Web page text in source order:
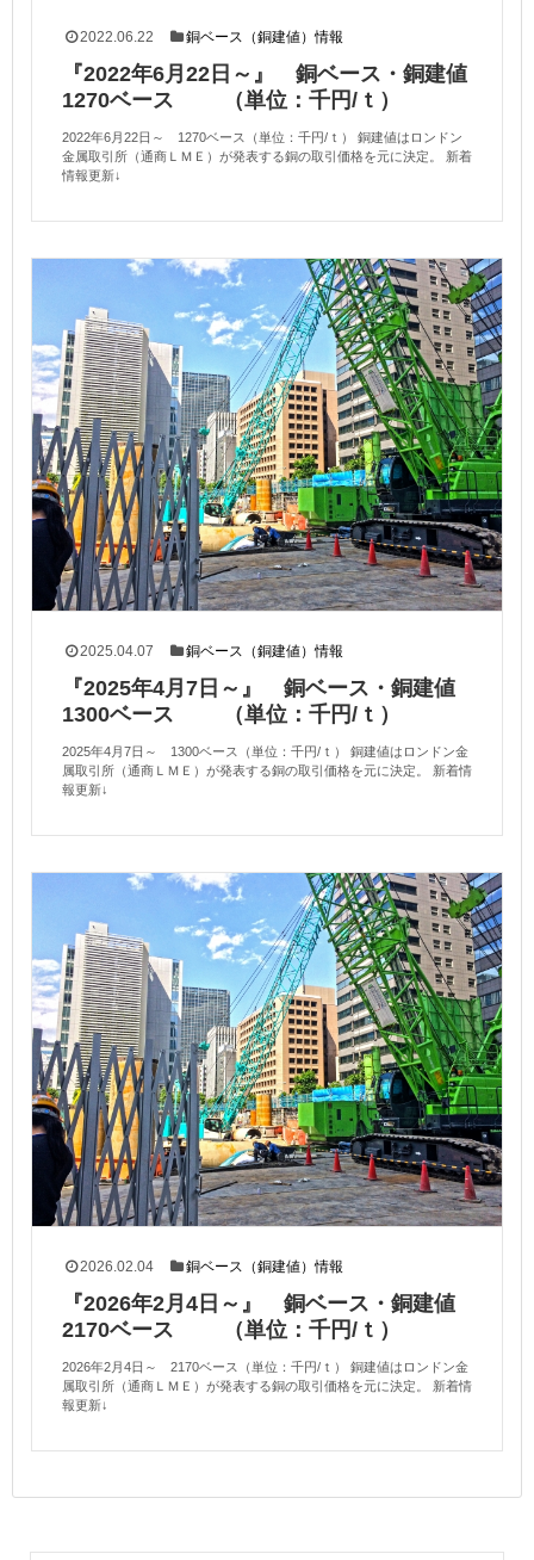
2022.06.22 銅ベース（銅建値）情報
『2022年6月22日～』 銅ベース・銅建値
1270ベース （単位：千円/ｔ）
2022年6月22日～ 1270ベース（単位：千円/ｔ） 銅建値はロンドン
金属取引所（通商ＬＭＥ）が発表する銅の取引価格を元に決定。 新着
情報更新↓
2025.04.07 銅ベース（銅建値）情報
『2025年4月7日～』 銅ベース・銅建値
1300ベース （単位：千円/ｔ）
2025年4月7日～ 1300ベース（単位：千円/ｔ） 銅建値はロンドン金
属取引所（通商ＬＭＥ）が発表する銅の取引価格を元に決定。 新着情
報更新↓
2026.02.04 銅ベース（銅建値）情報
『2026年2月4日～』 銅ベース・銅建値
2170ベース （単位：千円/ｔ）
2026年2月4日～ 2170ベース（単位：千円/ｔ） 銅建値はロンドン金
属取引所（通商ＬＭＥ）が発表する銅の取引価格を元に決定。 新着情
報更新↓